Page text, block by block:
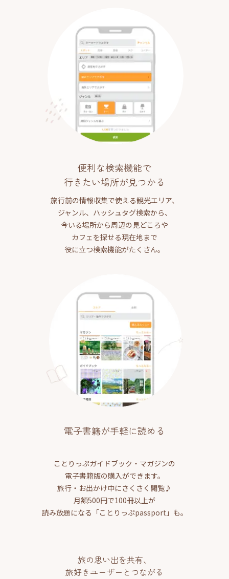
便利な検索機能で
行きたい場所が見つかる
旅行前の情報収集で使える観光エリア、
ジャンル、ハッシュタグ検索から、
今いる場所から周辺の見どころや
カフェを探せる現在地まで
役に立つ検索機能がたくさん。
電子書籍が手軽に読める
ことりっぷガイドブック・マガジンの
電子書籍版の購入ができます。
旅行・お出かけ中にさくさく閲覧♪
月額500円で100冊以上が
読み放題になる「ことりっぷpassport」も。
旅の思い出を共有、
旅好きユーザーとつながる